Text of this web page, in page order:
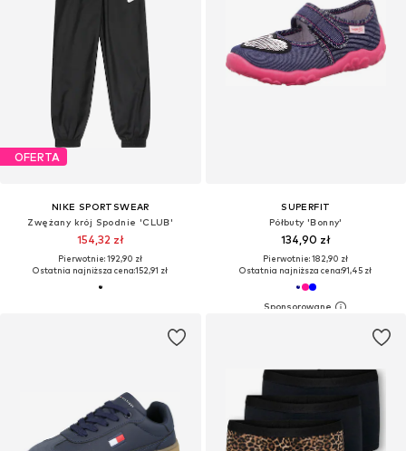
OFERTA
NIKE SPORTSWEAR
Zwężany krój Spodnie 'CLUB'
154,32 zł
Pierwotnie: 192,90 zł
Ostatnia najniższa cena:152,91 zł
SUPERFIT
Półbuty 'Bonny'
134,90 zł
Pierwotnie: 182,90 zł
Ostatnia najniższa cena:91,45 zł